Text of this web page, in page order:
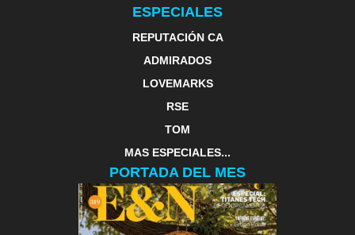
ESPECIALES
REPUTACIÓN CA
ADMIRADOS
LOVEMARKS
RSE
TOM
MAS ESPECIALES...
PORTADA DEL MES